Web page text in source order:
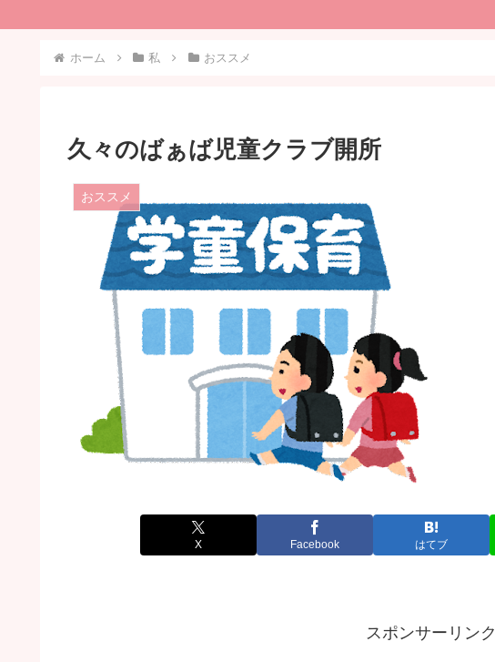
ホーム 私 おススメ
久々のばぁば児童クラブ開所
おススメ
X Facebook はてブ
スポンサーリンク